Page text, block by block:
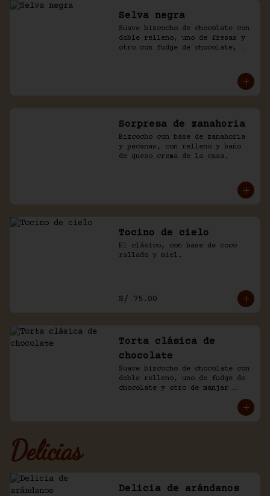
Selva negra
Suave bizcocho de chocolate con
doble relleno, uno de fresas y
otro con fudge de chocolate,
Sorpresa de zanahoria
Bizcocho con base de zanahoria
y pecanas, con relleno y baño
de queso crema de la casa.
Tocino de cielo
El clásico, con base de coco
rallado y miel.
S/ 75.00
Torta clásica de
chocolate
Suave bizcocho de chocolate con
doble relleno, uno de fudge de
chocolate y otro de manjar
blanco. Cubierto en más fudge y
Delicias
Delicia de arándanos